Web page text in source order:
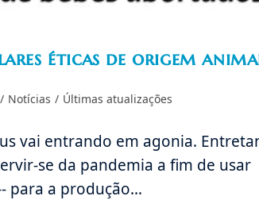
éticas de origem
/ Notícias / Últimas atualizações
vai entrando em agonia.
se da pandemia a fim de usar
para a produção…